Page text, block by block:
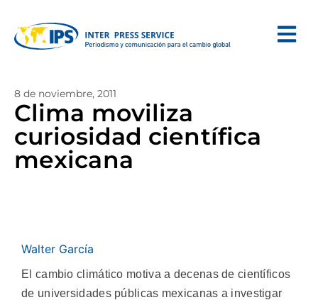
8 de noviembre, 2011
Clima moviliza
curiosidad científica
mexicana
Walter García
El cambio climático motiva a decenas de científicos
de universidades públicas mexicanas a investigar